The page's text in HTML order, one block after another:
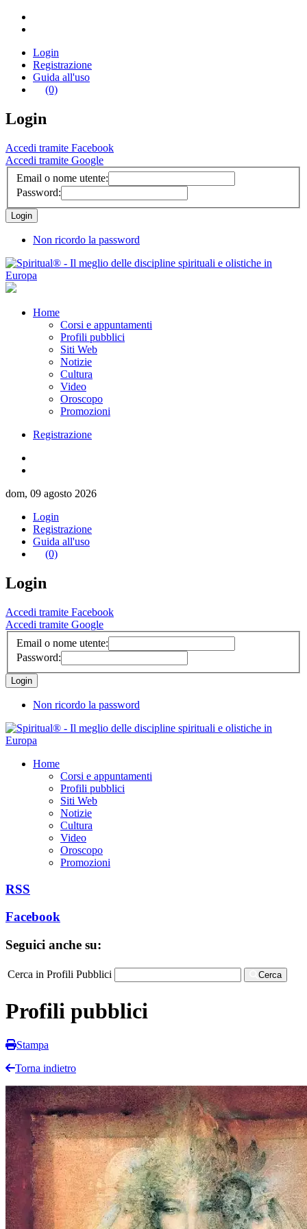
Login
Registrazione
Guida all'uso
(0)
Login
Accedi tramite Facebook
Accedi tramite Google
Email o nome utente:
Password:
Non ricordo la password
Home
Corsi e appuntamenti
Profili pubblici
Siti Web
Notizie
Cultura
Video
Oroscopo
Promozioni
Registrazione
dom, 09 agosto 2026
Login
Registrazione
Guida all'uso
(0)
Login
Accedi tramite Facebook
Accedi tramite Google
Email o nome utente:
Password:
Non ricordo la password
Home
Corsi e appuntamenti
Profili pubblici
Siti Web
Notizie
Cultura
Video
Oroscopo
Promozioni
RSS
Facebook
Seguici anche su:
Cerca in Profili Pubblici Cerca
Profili pubblici
Stampa
Torna indietro